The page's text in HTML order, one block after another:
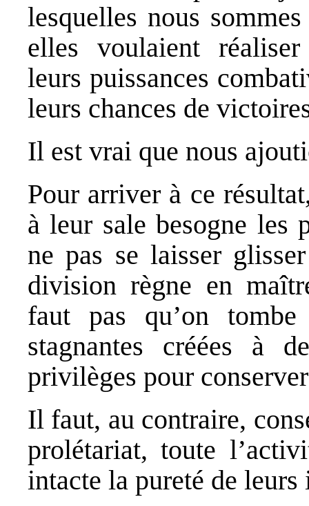
lesquelles nous
elles voulaient
leurs puissances
leurs chances de
Il est vrai que nous
Pour arriver à ce
à leur sale besogne les
ne pas se laisser
division règne en
faut pas qu’on
stagnantes créées à
privilèges pour
Il faut, au contraire,
prolétariat, toute
intacte la pureté de